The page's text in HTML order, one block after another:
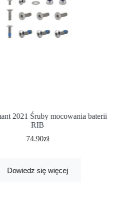
2021 Śruby mocowania baterii
RIB
74.90zł
Dowiedz się więcej